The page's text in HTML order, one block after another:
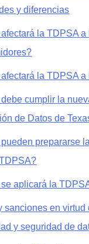
y diferencias
la TDPSA a
la TDPSA
cumplir la
de Datos de
prepararse
aplicará la
sanciones en virtud
y seguridad de